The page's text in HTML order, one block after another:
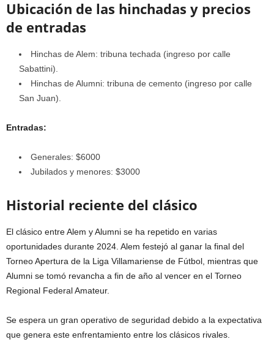
Ubicación de las hinchadas y precios
de entradas
Hinchas de Alem: tribuna techada (ingreso por calle
Sabattini).
Hinchas de Alumni: tribuna de cemento (ingreso por calle
San Juan).
Entradas:
Generales: $6000
Jubilados y menores: $3000
Historial reciente del clásico
El clásico entre Alem y Alumni se ha repetido en varias
oportunidades durante 2024. Alem festejó al ganar la final del
Torneo Apertura de la Liga Villamariense de Fútbol, mientras que
Alumni se tomó revancha a fin de año al vencer en el Torneo
Regional Federal Amateur.
Se espera un gran operativo de seguridad debido a la expectativa
que genera este enfrentamiento entre los clásicos rivales.